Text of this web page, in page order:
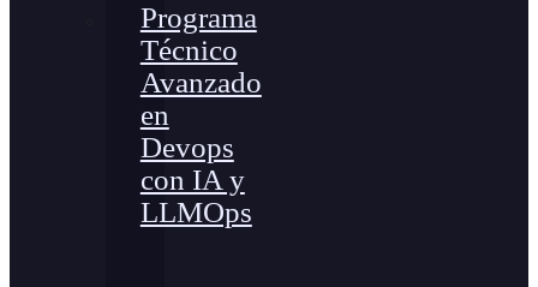
Programa
Técnico
Avanzado
en
Devops
con IA y
LLMOps